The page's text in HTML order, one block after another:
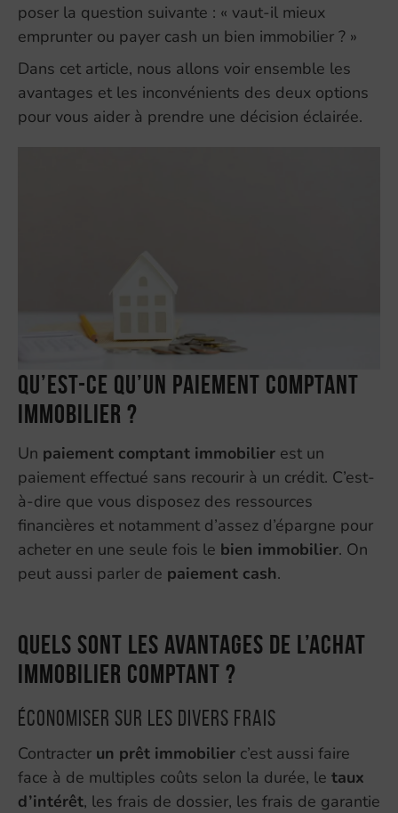
poser la question suivante : « vaut-il mieux
emprunter ou payer cash un bien immobilier ? »
Dans cet article, nous allons voir ensemble les
avantages et les inconvénients des deux options
pour vous aider à prendre une décision éclairée.
Qu’est-ce qu’un paiement comptant
immobilier ?
Un paiement comptant immobilier est un
paiement effectué sans recourir à un crédit. C’est-
à-dire que vous disposez des ressources
financières et notamment d’assez d’épargne pour
acheter en une seule fois le bien immobilier. On
peut aussi parler de paiement cash.
Quels sont les avantages de l’achat
immobilier comptant ?
Économiser sur les divers frais
Contracter un prêt immobilier c’est aussi faire
face à de multiples coûts selon la durée, le taux
d’intérêt, les frais de dossier, les frais de garantie